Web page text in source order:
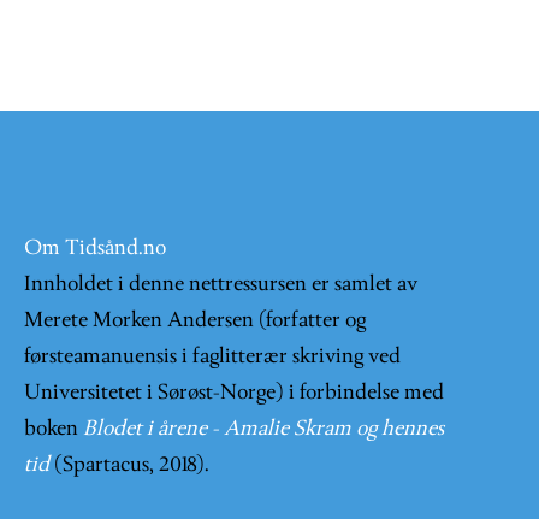
Om Tidsånd.no
Innholdet i denne nettressursen er samlet av
Merete Morken Andersen (forfatter og
førsteamanuensis i faglitterær skriving ved
Universitetet i Sørøst-Norge) i forbindelse med
boken Blodet i årene - Amalie Skram og hennes
tid (Spartacus, 2018).